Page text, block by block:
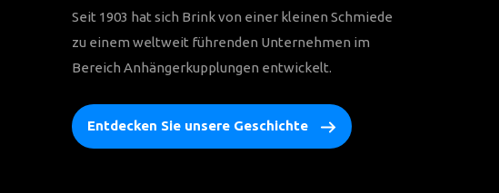
Seit 1903 hat sich Brink von einer kleinen Schmiede
zu einem weltweit führenden Unternehmen im
Bereich Anhängerkupplungen entwickelt.
Entdecken Sie unsere Geschichte